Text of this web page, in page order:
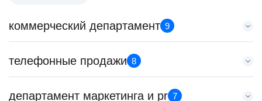
коммерческий департамент 9
Аналитик данных (направление Enterprise продаж)
HeadHunter::Коммерческий департамент
з/п не указана
телефонные продажи 8
Менеджер по продажам в сегменте среднего и крупного
департамент маркетинга и pr 7